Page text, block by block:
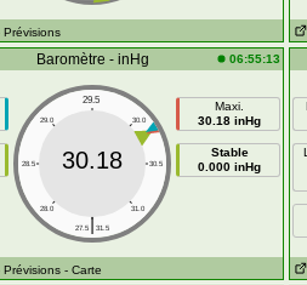
Prévisions
Baromètre - inHg 06:55:13
29.5
29.0 30.0
28.5 30.5
28.0 31.0
|
27.5 31.5
30.18
Maxi.
30.18 inHg
Stable
0.000 inHg
Prévisions - Carte